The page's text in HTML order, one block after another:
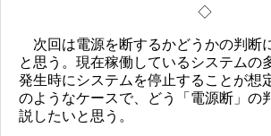
◇
次回は電源を断するかどうかの判断
と思う。現在稼働しているシステムの
発生時にシステムを停止することが想
のようなケースで、どう「電源断」の
説したいと思う。